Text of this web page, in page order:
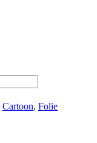
Cartoon, Folie